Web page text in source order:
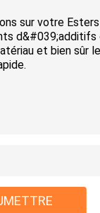
de service et
du
pour la
associé pour
ou par ligne